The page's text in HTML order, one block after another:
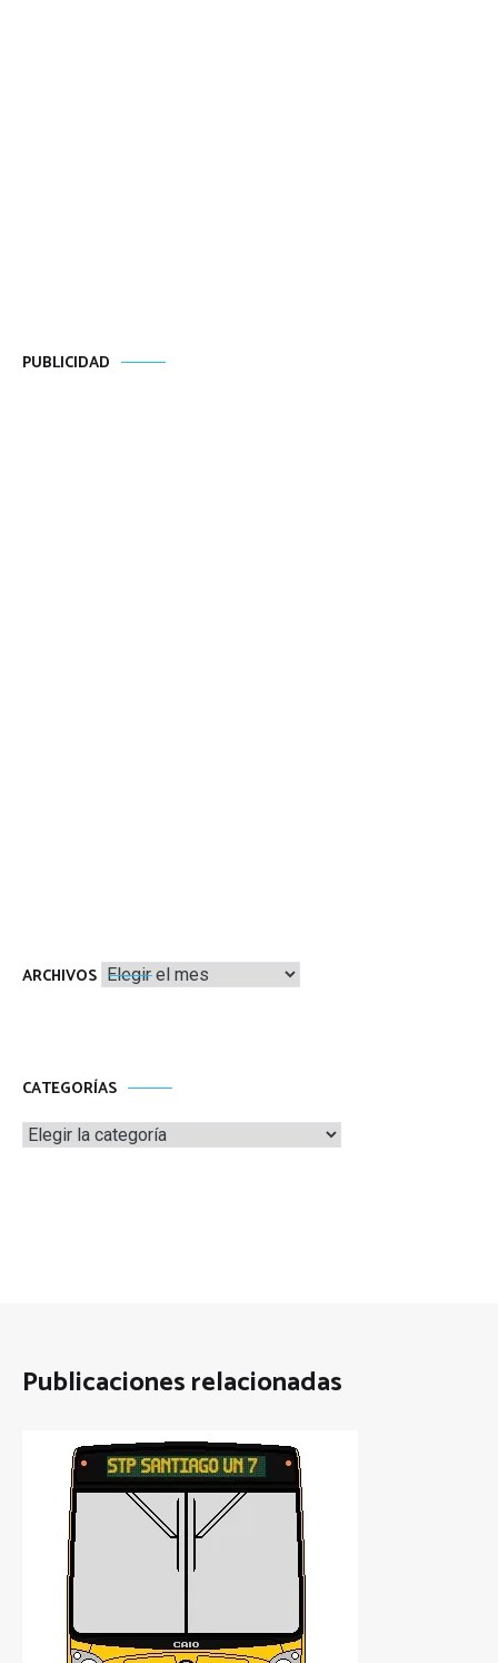
PUBLICIDAD
ARCHIVOS Archivos
CATEGORÍAS
Categorías
Publicaciones relacionadas